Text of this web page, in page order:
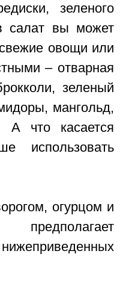
зеленого
салат вы может
овощи или
– отварная
зеленый
мангольд,
А что касается
использовать
огурцом и